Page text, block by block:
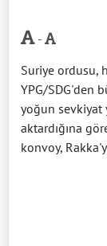
-
Suriye ordusu,
YPG/SDG'den
yoğun sevkiyat
aktardığına
konvoy,